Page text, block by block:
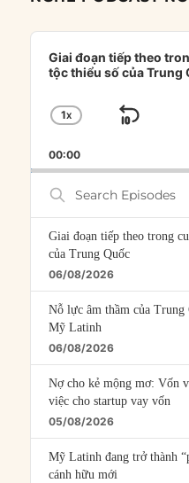
Audio
Player
Giai đoạn tiếp theo
tộc thiểu số của Trung
CHANGE
RATE
1X
SKIP
00:00
Search
Episodes
Giai đoạn tiếp theo trong
của Trung Quốc
06/08/2026
Nỗ lực âm thầm của
Mỹ Latinh
06/08/2026
Nợ cho kẻ mộng mơ: Vốn
việc cho startup vay vốn
05/08/2026
Mỹ Latinh đang trở thành
cánh hữu mới